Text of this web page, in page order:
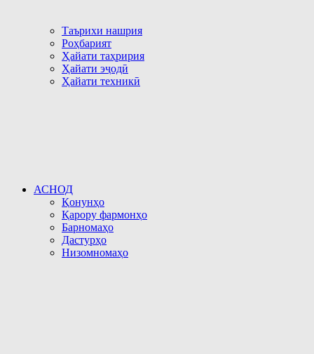
Таърихи нашрия
Роҳбарият
Ҳайати таҳририя
Ҳайати эҷодӣ
Ҳайати техникӣ
АСНОД
Қонунҳо
Қарору фармонҳо
Барномаҳо
Дастурҳо
Низомномаҳо